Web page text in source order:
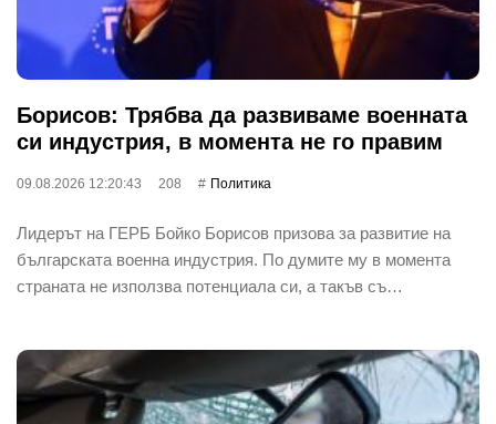
Борисов: Трябва да развиваме военната
си индустрия, в момента не го правим
09.08.2026 12:20:43 208 Политика
Лидерът на ГЕРБ Бойко Борисов призова за развитие на
българската военна индустрия. По думите му в момента
страната не използва потенциала си, а такъв съ…